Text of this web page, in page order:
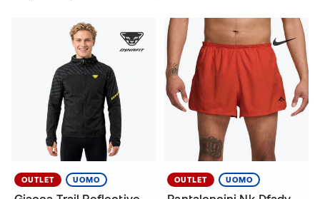
OUTLET UOMO OUTLET UOMO